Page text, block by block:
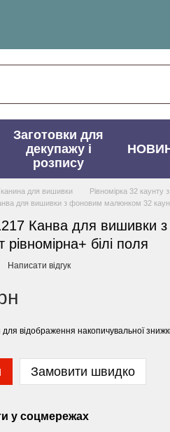
Заготовки для
декупажу і
розпису
для вишивки
Рівномірка 32
для вишивки з фоновим малюнком 32 каунт
Канва для вишивки
рівномірна+ білі поля
Написати відгук
для відображення накопичувальної
Замовити швидко
у соцмережах